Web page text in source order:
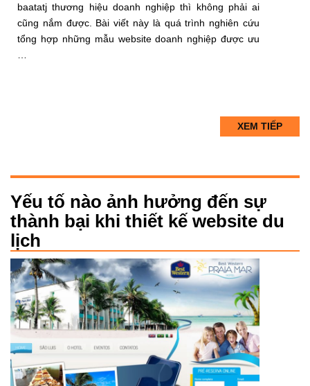
baatatj thương hiệu doanh nghiệp thì không phải ai
cũng nắm được. Bài viết này là quá trình nghiên cứu
tổng hợp những mẫu website doanh nghiệp được ưu
XEM TIẾP
Yếu tố nào ảnh hưởng đến sự
thành bại khi thiết kế website du
lịch